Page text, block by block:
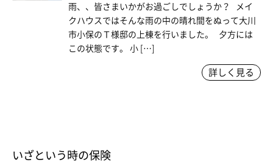
雨、、皆さまいかがお過ごしでしょうか？ メイ
クハウスではそんな雨の中の晴れ間をぬって大川
市小保のＴ様邸の上棟を行いました。 夕方には
この状態です。 小 […]
詳しく見る
いざという時の保険